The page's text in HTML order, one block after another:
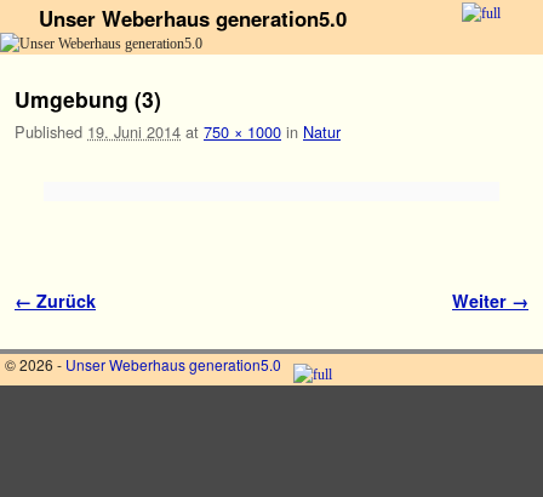
Unser Weberhaus generation5.0
Umgebung (3)
Published 19. Juni 2014 at 750 × 1000 in Natur
Bilder-Navigation
← Zurück Weiter →
© 2026 - Unser Weberhaus generation5.0